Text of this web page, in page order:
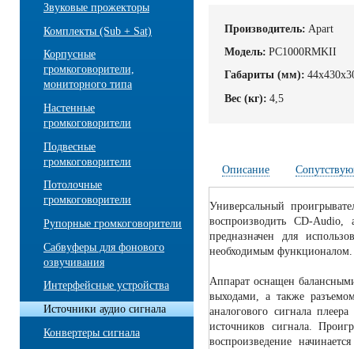
Звуковые прожекторы
Комплекты (Sub + Sat)
Корпусные
громкоговорители,
мониторного типа
Настенные
громкоговорители
Подвесные
громкоговорители
Потолочные
громкоговорители
Рупорные громкоговорители
Сабвуферы для фонового
озвучивания
Интерфейсные устройства
Источники аудио сигнала
Конвертеры сигнала
Производитель: Apart
Модель: PC1000RMKII
Габариты (мм):
Вес (кг): 4,5
Описание
Универсальный
воспроизводить CD-
предназначен для
необходимым функционалом.
Аппарат оснащен
выходами, а также
аналогового сигнала
источников сигнала.
воспроизведение